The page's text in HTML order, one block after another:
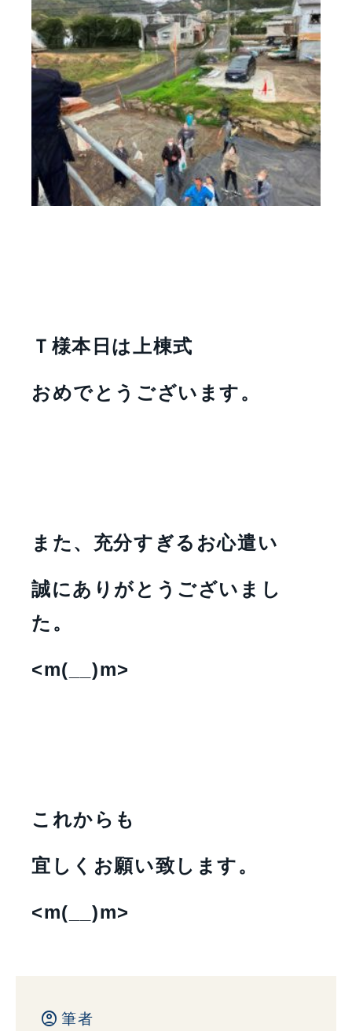
Ｔ様本日は上棟式
おめでとうございます。
また、充分すぎるお心遣い
誠にありがとうございまし
た。
<m(__)m>
これからも
宜しくお願い致します。
<m(__)m>
account_circle 筆者